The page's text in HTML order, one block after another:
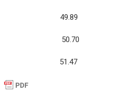
49.89
50.70
51.47